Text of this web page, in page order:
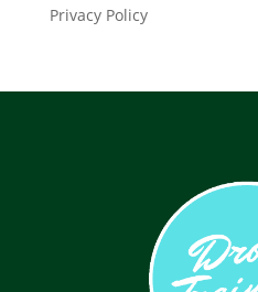
Privacy Policy